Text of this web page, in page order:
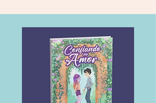
Data da publicação ‏ : ‎13
março 2018
Edição ‏ : ‎1ª
Idioma ‏ : ‎Português
Número de páginas ‏ : ‎16
páginas
ISBN-10 ‏ : ‎8539422891